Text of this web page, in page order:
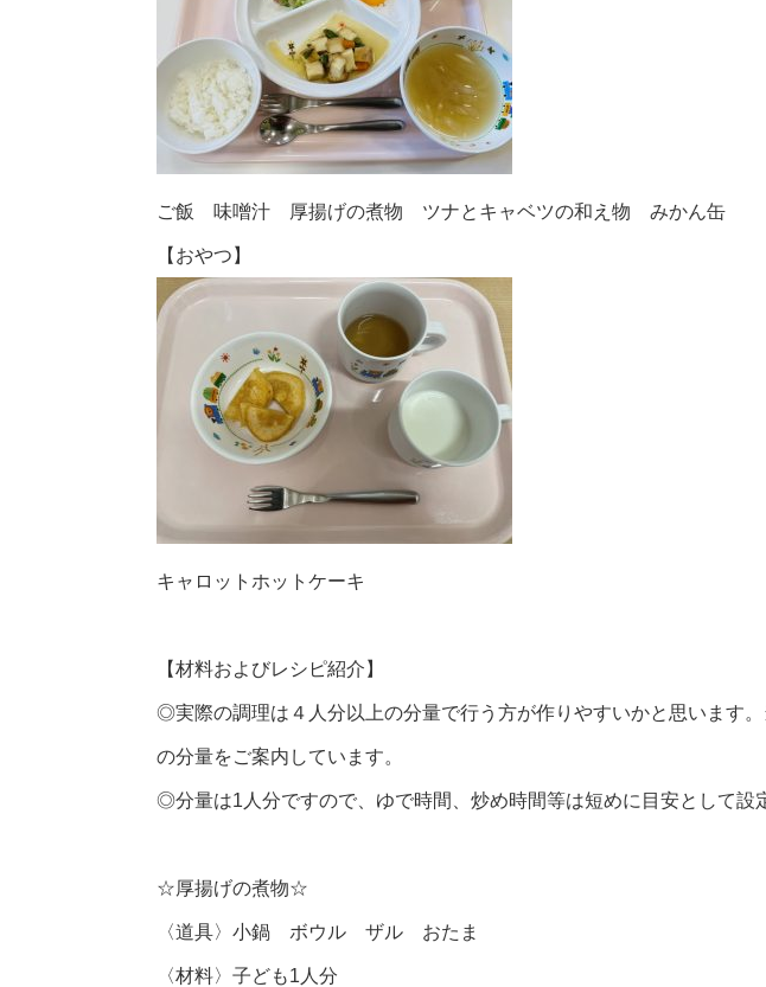
ご飯 味噌汁 厚揚げの煮物 ツナとキャベツの和え物 みかん缶
【おやつ】
キャロットホットケーキ
【材料およびレシピ紹介】
◎実際の調理は４人分以上の分量で行う方が作りやすいかと思います
の分量をご案内しています。
◎分量は1人分ですので、ゆで時間、炒め時間等は短めに目安として設
☆厚揚げの煮物☆
〈道具〉小鍋 ボウル ザル おたま
〈材料〉子ども1人分